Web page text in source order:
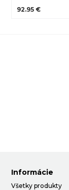
92.95 €
Informácie
Všetky produkty